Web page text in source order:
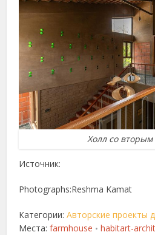
Холл со вторым
Источник:
Photographs:Reshma Kamat
Категории:Авторские проекты
Места:farmhouse • habitart-